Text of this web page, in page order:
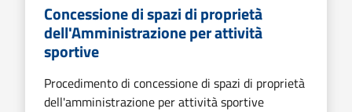
Concessione di spazi di proprietà
dell'Amministrazione per attività
sportive
Procedimento di concessione di spazi di proprietà
dell'amministrazione per attività sportive